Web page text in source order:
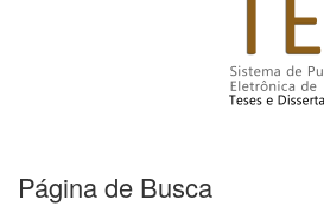
Página de Busca